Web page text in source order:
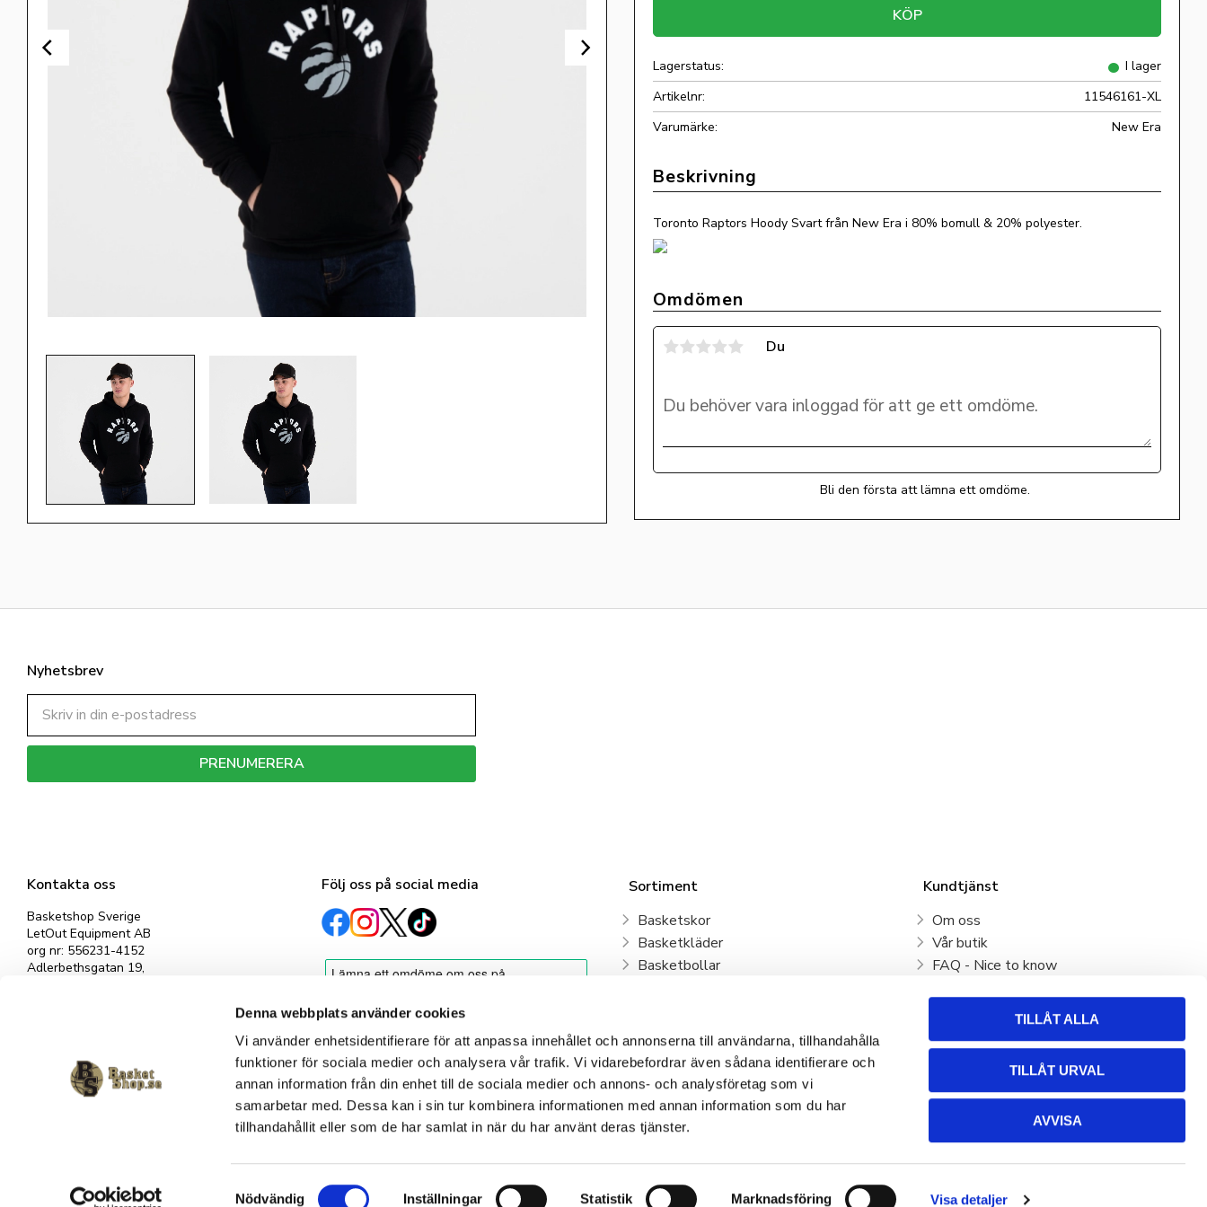
Denna webbplats använder cookies
Vi använder enhetsidentifierare för att anpassa innehållet och annonserna till användarna, tillhandahålla
funktioner för sociala medier och analysera vår trafik. Vi vidarebefordrar även sådana identifierare och
annan information från din enhet till de sociala medier och annons- och analysföretag som vi
samarbetar med. Dessa kan i sin tur kombinera informationen med annan information som du har
tillhandahållit eller som de har samlat in när du har använt deras tjänster.
Nödvändig Inställningar Statistik Marknadsföring Visa detaljer
TILLÅT ALLA
TILLÅT URVAL
AVVISA
KÖP
Lagerstatus
I lager
Artikelnr
11546161-XL
New Era
Toronto Raptors Hoody Svart från New Era i 80% bomull & 20% polyester.
Omdömen
Du
Bli den första att lämna ett omdöme.
Kontakta oss
Basketshop Sverige
LetOut Equipment AB
org nr: 556231-4152
Adlerbethsgatan 19,
Följ oss på social media
Sortiment
Basketskor
Basketkläder
Basketbollar
Basketryggsäckar
Våra klubbar
Klubbshop
Kundtjänst
Om oss
Vår butik
FAQ - Nice to know
Hur handlar jag?
Policy och cookies
Retur, byte och Reklamation
Nyhetsbrev
PRENUMERERA